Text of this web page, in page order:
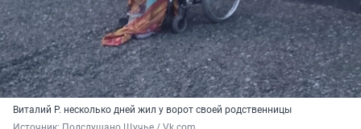
Виталий Р. несколько дней жил у ворот своей родственницы